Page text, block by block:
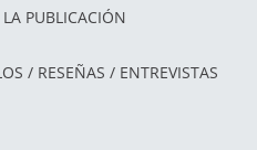
PUBLICACIÓN
/ RESEÑAS / ENTREVISTAS